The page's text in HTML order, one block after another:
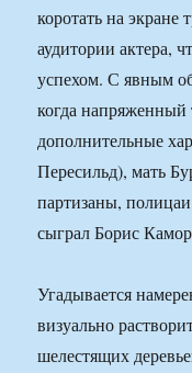
коротать на
аудитории актера,
успехом. С явным
когда напряженный
дополнительные
Пересильд), мать
партизаны,
сыграл Борис
Угадывается
визуально
шелестящих